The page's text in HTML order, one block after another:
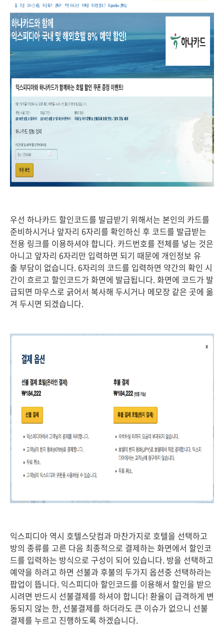
우선 하나카드 할인코드를 발급받기 위해서는 본인의 카드를
준비하시거나 앞자리 6자리를 확인하신 후 코드를 발급받는
전용 링크를 이용하셔야 합니다. 카드번호를 전체를 넣는 것은
아니고 앞자리 6자리만 입력하면 되기 때문에 개인정보 유
출 부담이 없습니다. 6자리의 코드를 입력하면 약간의 확인 시
간이 흐르고 할인코드가 화면에 발급됩니다. 화면에 코드가 발
급되면 마우스로 긁어서 복사해 두시거나 메모장 같은 곳에 옮
겨 두시면 되겠습니다.
익스피디아 역시 호텔스닷컴과 마찬가지로 호텔을 선택하고
방의 종류를 고른 다음 최종적으로 결제하는 화면에서 할인코
드를 입력하는 방식으로 구성이 되어 있습니다. 방을 선택하고
예약을 하려고 하면 선불과 후불의 두가지 옵션중 선택하라는
팝업이 뜹니다. 익스피디아 할인코드를 이용해서 할인을 받으
시려면 반드시 선불결제를 하셔야 합니다! 환율이 급격하게 변
동되지 않는 한, 선불결제를 하더라도 큰 이슈가 없으니 선불
결제를 누르고 진행하도록 하겠습니다.